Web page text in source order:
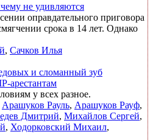
не удивляются
оправдательного приговора
срока в 14 лет. Однако
, Сачков Илья
и сломанный зуб
арестантам
у всех разное.
Арашуков Рауль, Арашуков Рауф,
Дмитрий, Михайлов Сергей,
, Ходорковский Михаил,